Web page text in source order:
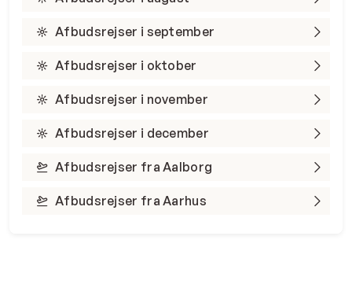
Afbudsrejser i september
Afbudsrejser i oktober
Afbudsrejser i november
Afbudsrejser i december
Afbudsrejser fra Aalborg
Afbudsrejser fra Aarhus